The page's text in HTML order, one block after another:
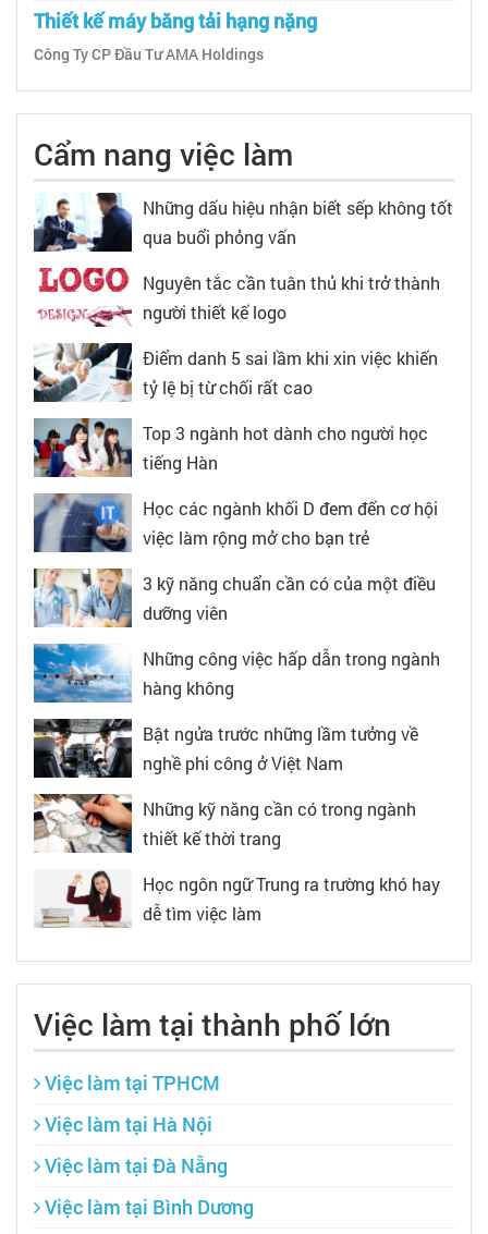
Thiết kế máy băng tải hạng nặng
Công Ty CP Đầu Tư AMA Holdings
Cẩm nang việc làm
Những dấu hiệu nhận biết sếp không tốt
qua buổi phỏng vấn
Nguyên tắc cần tuân thủ khi trở thành
người thiết kế logo
Điểm danh 5 sai lầm khi xin việc khiến
tỷ lệ bị từ chối rất cao
Top 3 ngành hot dành cho người học
tiếng Hàn
Học các ngành khối D đem đến cơ hội
việc làm rộng mở cho bạn trẻ
3 kỹ năng chuẩn cần có của một điều
dưỡng viên
Những công việc hấp dẫn trong ngành
hàng không
Bật ngửa trước những lầm tưởng về
nghề phi công ở Việt Nam
Những kỹ năng cần có trong ngành
thiết kế thời trang
Học ngôn ngữ Trung ra trường khó hay
dễ tìm việc làm
Việc làm tại thành phố lớn
Việc làm tại TPHCM
Việc làm tại Hà Nội
Việc làm tại Đà Nẵng
Việc làm tại Bình Dương